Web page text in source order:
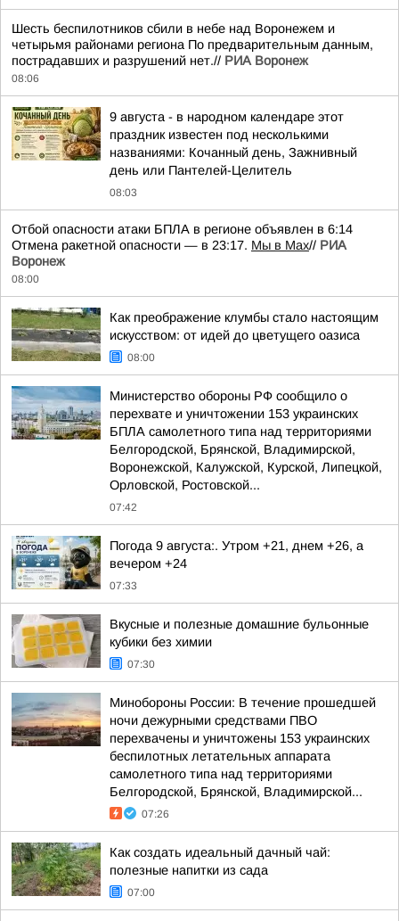
Шесть беспилотников сбили в небе над Воронежем и
четырьмя районами региона По предварительным данным,
пострадавших и разрушений нет.// РИА Воронеж
08:06
9 августа - в народном календаре этот
праздник известен под несколькими
названиями: Кочанный день, Зажнивный
день или Пантелей-Целитель
08:03
Отбой опасности атаки БПЛА в регионе объявлен в 6:14
Отмена ракетной опасности — в 23:17. Мы в Мах// РИА
Воронеж
08:00
Как преображение клумбы стало настоящим
искусством: от идей до цветущего оазиса
08:00
Министерство обороны РФ сообщило о
перехвате и уничтожении 153 украинских
БПЛА самолетного типа над территориями
Белгородской, Брянской, Владимирской,
Воронежской, Калужской, Курской, Липецкой,
Орловской, Ростовской...
07:42
Погода 9 августа:. Утром +21, днем +26, а
вечером +24
07:33
Вкусные и полезные домашние бульонные
кубики без химии
07:30
Минобороны России: В течение прошедшей
ночи дежурными средствами ПВО
перехвачены и уничтожены 153 украинских
беспилотных летательных аппарата
самолетного типа над территориями
Белгородской, Брянской, Владимирской...
07:26
Как создать идеальный дачный чай:
полезные напитки из сада
07:00